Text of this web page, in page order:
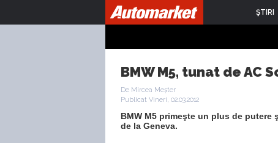
ŞTIRI
BMW M5, tunat de AC
De Mircea Meșter
Publicat Vineri, 02.03.2012
BMW M5 primeşte un plus de putere
de la Geneva.